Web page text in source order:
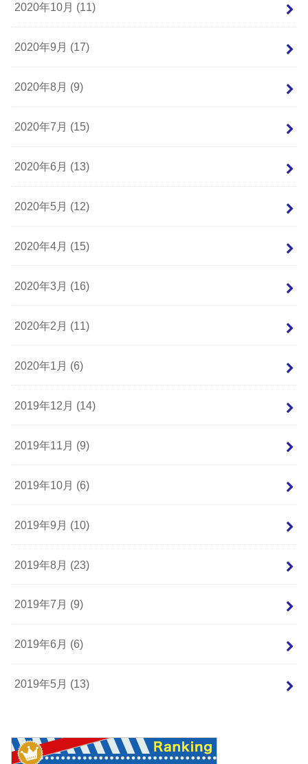
2020年10月 (11)
2020年9月 (17)
2020年8月 (9)
2020年7月 (15)
2020年6月 (13)
2020年5月 (12)
2020年4月 (15)
2020年3月 (16)
2020年2月 (11)
2020年1月 (6)
2019年12月 (14)
2019年11月 (9)
2019年10月 (6)
2019年9月 (10)
2019年8月 (23)
2019年7月 (9)
2019年6月 (6)
2019年5月 (13)